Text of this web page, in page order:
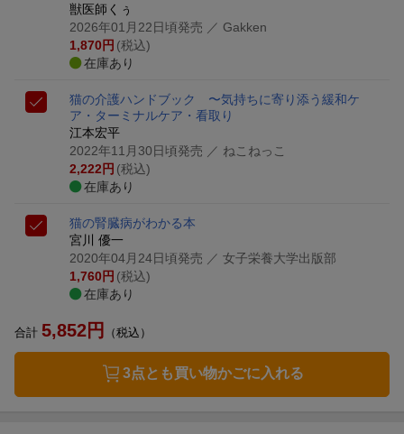
獣医師くぅ
2026年01月22日頃発売 ／ Gakken
1,870円 (税込)
在庫あり
猫の介護ハンドブック 〜気持ちに寄り添う緩和ケ
ア・ターミナルケア・看取り
江本宏平
2022年11月30日頃発売 ／ ねこねっこ
2,222 円 (税込)
在庫あり
猫の腎臓病がわかる本
宮川 優一
2020年04月24日頃発売 ／ 女子栄養大学出版部
1,760円 (税込)
在庫あり
合計 5,852円 （税込）
3点とも買い物かごに入れる